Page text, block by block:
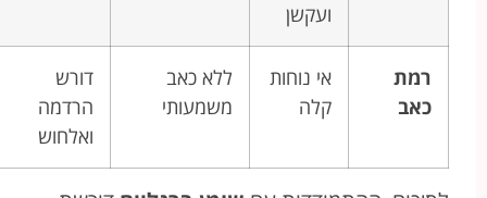
ועקשן
רמת
כאב
אי נוחות
קלה
ללא כאב
משמעותי
דורש
הרדמה
ואלחוש